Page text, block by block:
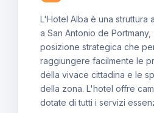
L'Hotel Alba è una struttura
a San Antonio de Portmany,
posizione strategica che
raggiungere facilmente le
della vivace cittadina e le
della zona. L'hotel offre
dotate di tutti i servizi